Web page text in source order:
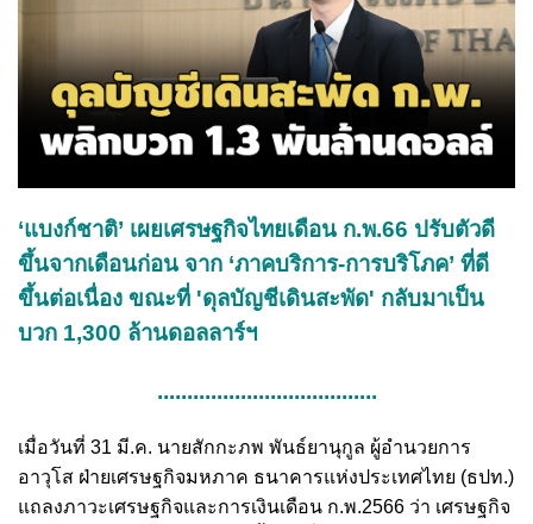
‘แบงก์ชาติ’ เผยเศรษฐกิจไทยเดือน ก.พ.66 ปรับตัวดี
ขึ้นจากเดือนก่อน จาก ‘ภาคบริการ-การบริโภค’ ที่ดี
ขึ้นต่อเนื่อง ขณะที่ 'ดุลบัญชีเดินสะพัด' กลับมาเป็น
บวก 1,300 ล้านดอลลาร์ฯ
.....................................
เมื่อวันที่ 31 มี.ค. นายสักกะภพ พันธ์ยานุกูล ผู้อำนวยการ
อาวุโส ฝ่ายเศรษฐกิจมหภาค ธนาคารแห่งประเทศไทย (ธปท.)
แถลงภาวะเศรษฐกิจและการเงินเดือน ก.พ.2566 ว่า เศรษฐกิจ